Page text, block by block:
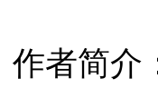
作者简介